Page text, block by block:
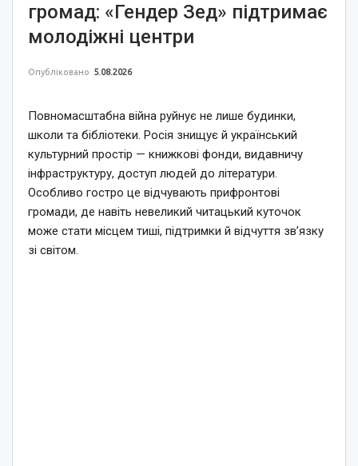
громад: «Гендер Зед» підтримає
молодіжні центри
Опубліковано 5.08.2026
Повномасштабна війна руйнує не лише будинки,
школи та бібліотеки. Росія знищує й український
культурний простір — книжкові фонди, видавничу
інфраструктуру, доступ людей до літератури.
Особливо гостро це відчувають прифронтові
громади, де навіть невеликий читацький куточок
може стати місцем тиші, підтримки й відчуття зв’язку
зі світом.